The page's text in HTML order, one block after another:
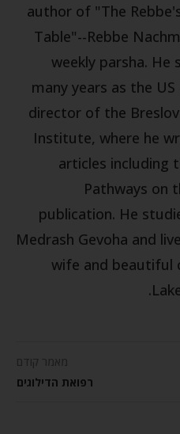
author of "The
Table"--Rebbe
weekly parsha. He
many years as the
director of the Breslov
Institute, where he
articles including
Pathways on
publication. He
Medrash Gevoha and
wife and beautiful
מאמר קודם
רפואת הדילוגים